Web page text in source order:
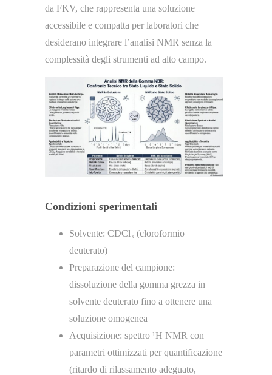
da FKV, che rappresenta una soluzione
accessibile e compatta per laboratori che
desiderano integrare l’analisi NMR senza la
complessità degli strumenti ad alto campo.
Condizioni sperimentali
Solvente: CDCl₃ (cloroformio
deuterato)
Preparazione del campione:
dissoluzione della gomma grezza in
solvente deuterato fino a ottenere una
soluzione omogenea
Acquisizione: spettro ¹H NMR con
parametri ottimizzati per quantificazione
(ritardo di rilassamento adeguato,